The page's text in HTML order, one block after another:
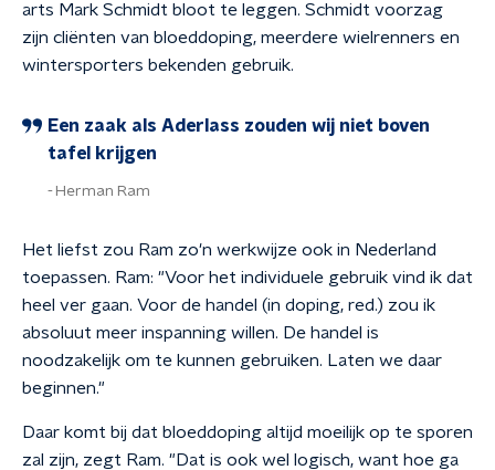
arts Mark Schmidt bloot te leggen. Schmidt voorzag
zijn cliënten van bloeddoping, meerdere wielrenners en
wintersporters bekenden gebruik.
Een zaak als Aderlass zouden wij niet boven
tafel krijgen
Herman Ram
Het liefst zou Ram zo'n werkwijze ook in Nederland
toepassen. Ram: "Voor het individuele gebruik vind ik dat
heel ver gaan. Voor de handel (in doping, red.) zou ik
absoluut meer inspanning willen. De handel is
noodzakelijk om te kunnen gebruiken. Laten we daar
beginnen."
Daar komt bij dat bloeddoping altijd moeilijk op te sporen
zal zijn, zegt Ram. "Dat is ook wel logisch, want hoe ga